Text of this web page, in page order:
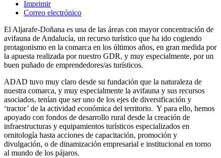
Imprimir
Correo electrónico
El Aljarafe-Doñana es una de las áreas con mayor concentración de
avifauna de Andalucía, un recurso turístico que ha ido cogiendo
protagonismo en la comarca en los últimos años, en gran medida por
la apuesta realizada por nuestro GDR, y muy especialmente, por un
buen puñado de emprendedores/as turísticos.
ADAD tuvo muy claro desde su fundación que la naturaleza de
nuestra comarca, y muy especialmente la avifauna y sus recursos
asociados, tenían que ser uno de los ejes de diversificación y
‘tractor’ de la actividad económica del territorio. Y para ello, hemos
apoyado con fondos de desarrollo rural desde la creación de
infraestructuras y equipamientos turísticos especializados en
ornitología hasta acciones de capacitación, promoción y
divulgación, o de dinamización empresarial e institucional en torno
al mundo de los pájaros.